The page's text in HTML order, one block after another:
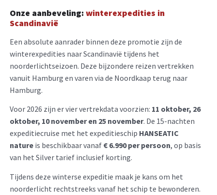
Onze aanbeveling: winterexpedities in
Scandinavië
Een absolute aanrader binnen deze promotie zijn de
winterexpedities naar Scandinavië tijdens het
noorderlichtseizoen. Deze bijzondere reizen vertrekken
vanuit Hamburg en varen via de Noordkaap terug naar
Hamburg.
Voor 2026 zijn er vier vertrekdata voorzien: 11 oktober, 26
oktober, 10 november en 25 november. De 15-nachten
expeditiecruise met het expeditieschip HANSEATIC
nature is beschikbaar vanaf € 6.990 per persoon, op basis
van het Silver tarief inclusief korting.
Tijdens deze winterse expeditie maak je kans om het
noorderlicht rechtstreeks vanaf het schip te bewonderen.